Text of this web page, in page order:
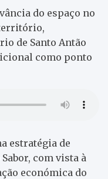
do espaço no
de Santo Antão
como ponto
estratégia de
com vista à
económica do